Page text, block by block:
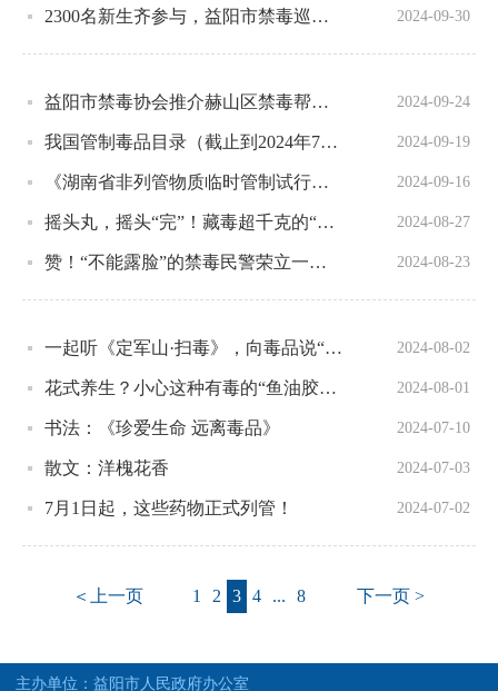
2300名新生齐参与，益阳市禁毒巡回宣讲圆满落幕！ 2024-09-30
益阳市禁毒协会推介赫山区禁毒帮扶经验 2024-09-24
我国管制毒品目录（截止到2024年7月，509种+两大类） 2024-09-19
《湖南省非列管物质临时管制试行办法》即将施行！替来他明被纳入临时管制目录 2024-09-16
摇头丸，摇头“完”！藏毒超千克的“儿童玩具”被查获！ 2024-08-27
赞！“不能露脸”的禁毒民警荣立一等功！ 2024-08-23
一起听《定军山·扫毒》，向毒品说“不”！ 2024-08-02
花式养生？小心这种有毒的“鱼油胶囊”！可能让你染“毒瘾”！ 2024-08-01
书法：《珍爱生命 远离毒品》 2024-07-10
散文：洋槐花香 2024-07-03
7月1日起，这些药物正式列管！ 2024-07-02
＜上一页 1 2 3 4 ... 8 下一页 >
主办单位：益阳市人民政府办公室